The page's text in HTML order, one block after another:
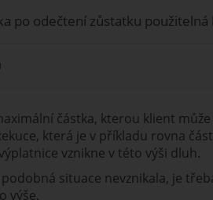
po odečtení zůstatku použitelná
částka, kterou klient může
která je v příkladu rovna
vznikne v této výši dluh.
situace nevznikala, je
výše.